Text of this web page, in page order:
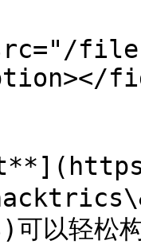
files/
以轻松构